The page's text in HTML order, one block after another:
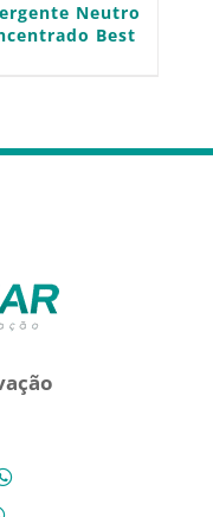
Neutro
Best